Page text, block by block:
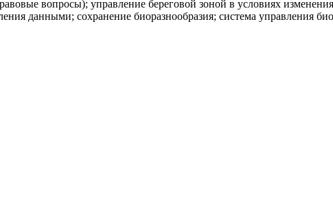
вопросы); управление береговой зоной в условиях
данными; сохранение биоразнообразия; система управления